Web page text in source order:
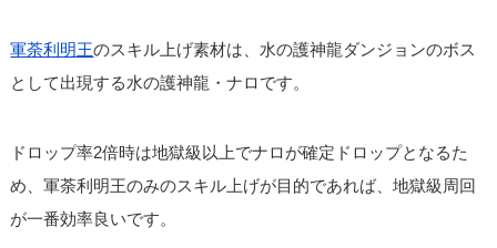
軍荼利明王のスキル上げ素材は、水の護神龍ダンジョンのボス
として出現する水の護神龍・ナロです。
ドロップ率2倍時は地獄級以上でナロが確定ドロップとなるた
め、軍荼利明王のみのスキル上げが目的であれば、地獄級周回
が一番効率良いです。